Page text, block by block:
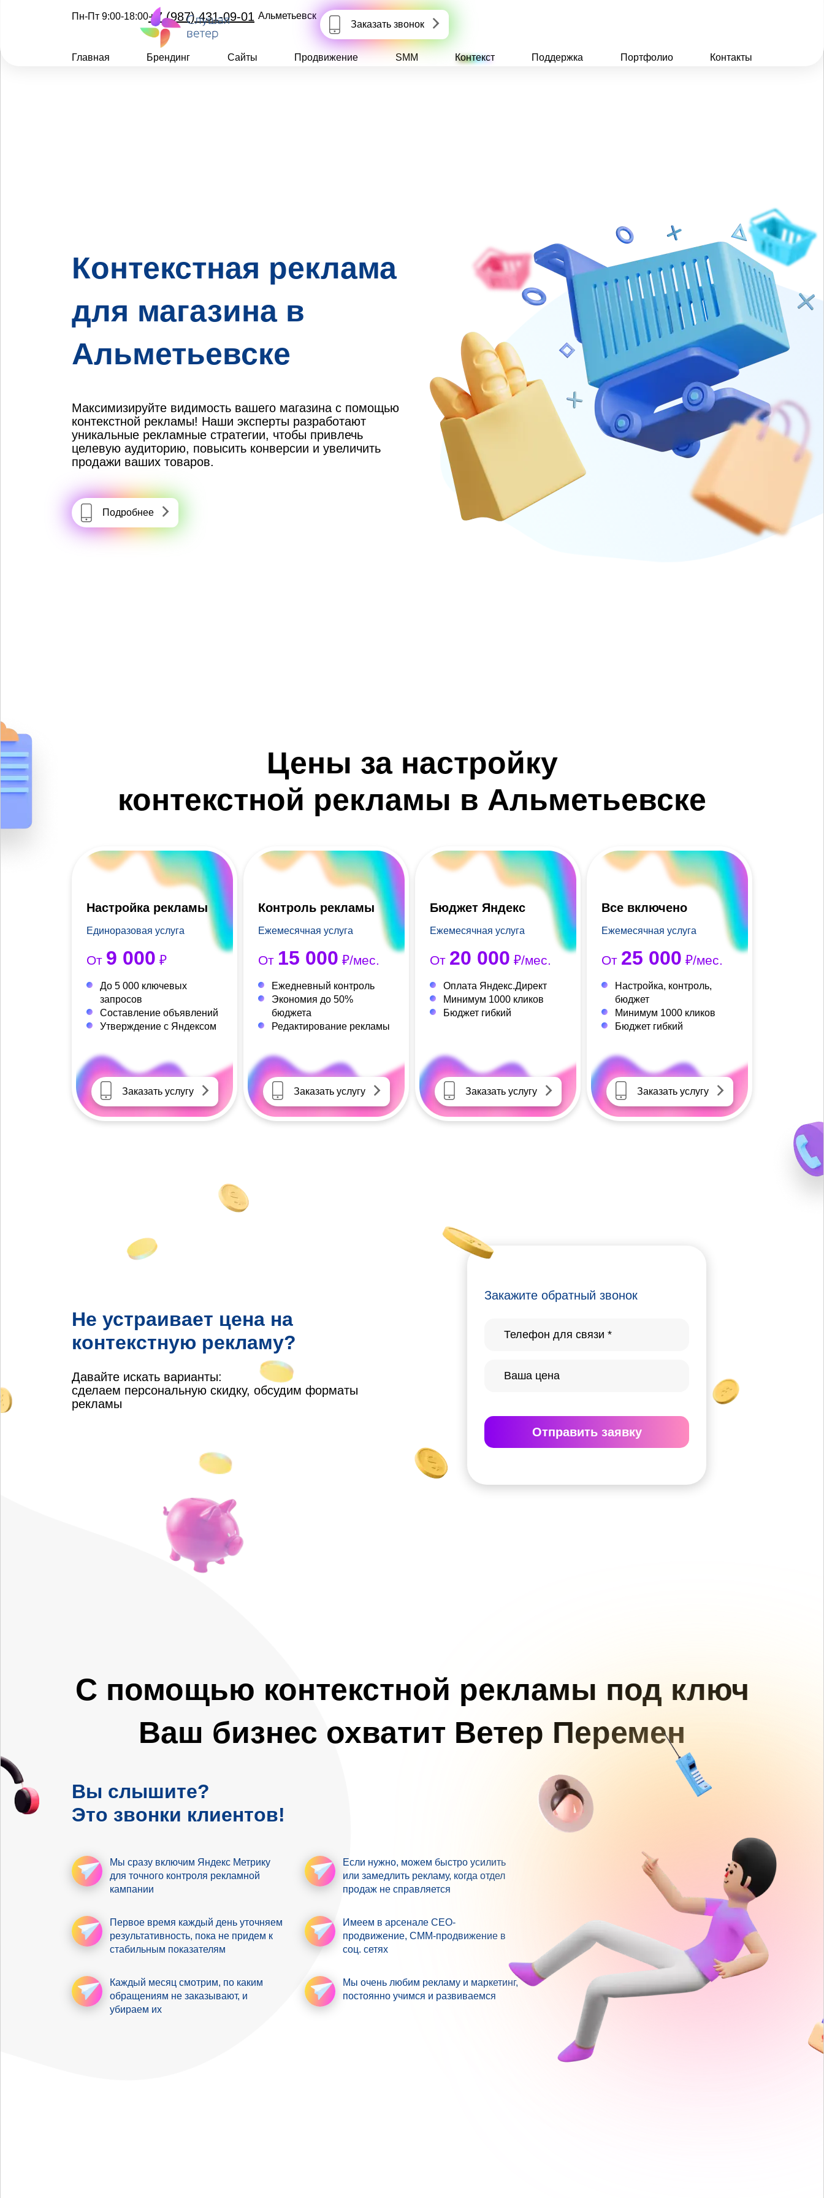
Пн-Пт 9:00-18:00+7 (987) 431-09-01 Альметьевск
Заказать звонок
Главная Брендинг Сайты Продвижение SMM Контекст Поддержка Портфолио Контакты
Контекстная реклама
для магазина в
Альметьевске
Максимизируйте видимость вашего магазина с помощью
контекстной рекламы! Наши эксперты разработают
уникальные рекламные стратегии, чтобы привлечь
целевую аудиторию, повысить конверсии и увеличить
продажи ваших товаров.
Подробнее
Цены за настройку
контекстной рекламы в Альметьевске
Настройка рекламы
Единоразовая услуга
От 9 000 ₽
До 5 000 ключевых
запросов
Составление объявлений
Утверждение с Яндексом
Заказать услугу
Контроль рекламы
Ежемесячная услуга
От 15 000 ₽/мес.
Ежедневный контроль
Экономия до 50%
бюджета
Редактирование рекламы
Заказать услугу
Бюджет Яндекс
Ежемесячная услуга
От 20 000 ₽/мес.
Оплата Яндекс.Директ
Минимум 1000 кликов
Бюджет гибкий
Заказать услугу
Все включено
Ежемесячная услуга
От 25 000 ₽/мес.
Настройка, контроль,
бюджет
Минимум 1000 кликов
Бюджет гибкий
Заказать услугу
Не устраивает цена на
контекстную рекламу?
Давайте искать варианты:
сделаем персональную скидку, обсудим форматы
рекламы
Закажите обратный звонок
Отправить заявку
С помощью контекстной рекламы под ключ
Ваш бизнес охватит Ветер Перемен
Вы слышите?
Это звонки клиентов!
Мы сразу включим Яндекс Метрику
для точного контроля рекламной
кампании
Первое время каждый день уточняем
результативность, пока не придем к
стабильным показателям
Каждый месяц смотрим, по каким
обращениям не заказывают, и
убираем их
Если нужно, можем быстро усилить
или замедлить рекламу, когда отдел
продаж не справляется
Имеем в арсенале СЕО-
продвижение, СММ-продвижение в
соц. сетях
Мы очень любим рекламу и маркетинг,
постоянно учимся и развиваемся